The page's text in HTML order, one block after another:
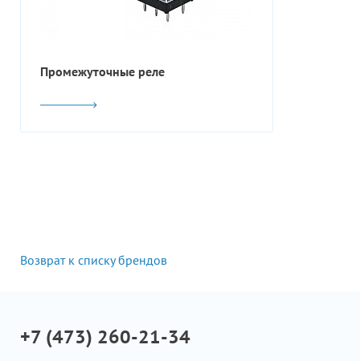
Промежуточные реле
Возврат к списку брендов
+7 (473) 260-21-34